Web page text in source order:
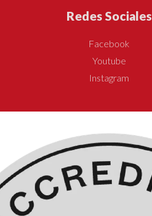
Redes Sociales
Facebook
Youtube
Instagram